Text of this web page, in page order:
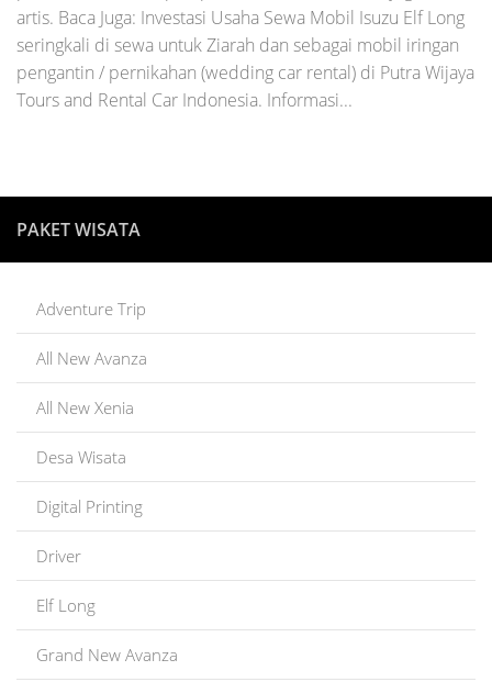
artis. Baca Juga: Investasi Usaha Sewa Mobil Isuzu Elf Long
seringkali di sewa untuk Ziarah dan sebagai mobil iringan
pengantin / pernikahan (wedding car rental) di Putra Wijaya
Tours and Rental Car Indonesia. Informasi...
PAKET WISATA
Adventure Trip
All New Avanza
All New Xenia
Desa Wisata
Digital Printing
Driver
Elf Long
Grand New Avanza